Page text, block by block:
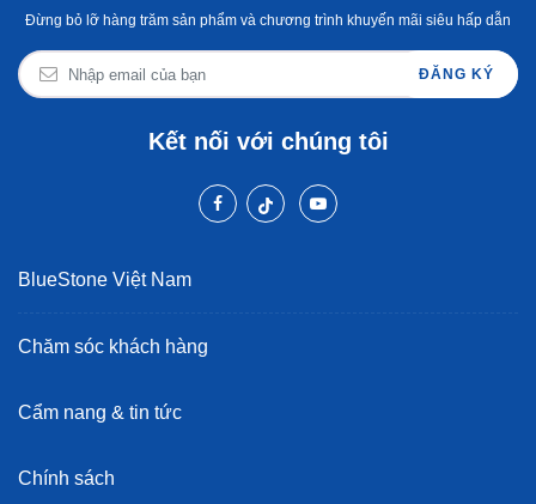
Đừng bỏ lỡ hàng trăm sản phẩm và chương trình khuyến mãi siêu hấp dẫn
ĐĂNG KÝ
Kết nối với chúng tôi
BlueStone Việt Nam
Chăm sóc khách hàng
Cẩm nang & tin tức
Chính sách